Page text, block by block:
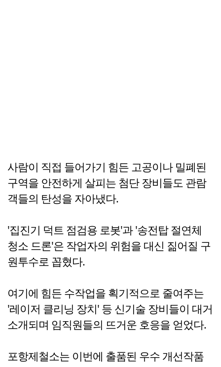
사람이 직접 들어가기 힘든 고공이나 밀폐된
구역을 안전하게 살피는 첨단 장비들도 관람
객들의 탄성을 자아냈다.
'집진기 덕트 점검용 로봇'과 '송전탑 절연체
청소 드론'은 작업자의 위험을 대신 짊어질 구
원투수로 꼽혔다.
여기에 힘든 수작업을 획기적으로 줄여주는
'레이저 클리닝 장치' 등 신기술 장비들이 대거
소개되며 임직원들의 뜨거운 호응을 얻었다.
포항제철소는 이번에 출품된 우수 개선작품